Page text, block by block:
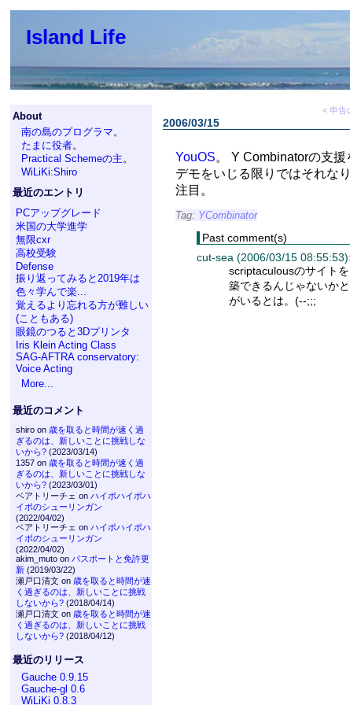
Island Life
About
南の島のプログラマ。
たまに役者。
Practical Schemeの主。
WiLiKi:Shiro
最近のエントリ
PCアップグレード
米国の大学進学
無限cxr
高校受験
Defense
振り返ってみると2019年は
色々学んで楽...
覚えるより忘れる方が難しい
(こともある)
眼鏡のつると3Dプリンタ
Iris Klein Acting Class
SAG-AFTRA conservatory:
Voice Acting
More...
最近のコメント
shiro on 歳を取ると時間が速く過
ぎるのは、新しいことに挑戦しな
いから?(2023/03/14)
1357 on 歳を取ると時間が速く過
ぎるのは、新しいことに挑戦しな
いから?(2023/03/01)
ベアトリーチェ on ハイポハイポハ
イポのシューリンガン
(2022/04/02)
ベアトリーチェ on ハイポハイポハ
イポのシューリンガン
(2022/04/02)
akim_muto on パスポートと免許更
新(2019/03/22)
瀬戸口清文 on 歳を取ると時間が速
く過ぎるのは、新しいことに挑戦
しないから?(2018/04/14)
瀬戸口清文 on 歳を取ると時間が速
く過ぎるのは、新しいことに挑戦
しないから?(2018/04/12)
最近のリリース
Gauche 0.9.15
Gauche-gl 0.6
WiLiKi 0.8.3
< 申告
2006/03/15
YouOS。 Y Combinatorの支
デモをいじる限りではそれな
注目。
Tag: YCombinator
Past comment(s)
cut-sea (2006/03/15 08:55:53):
scriptaculousのサイト
築できるんじゃないか
がいるとは。(--;;;